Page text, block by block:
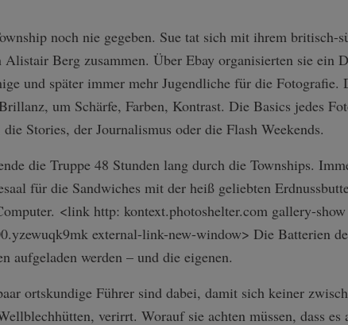
noch nie gegeben. Sue tat sich mit ihrem britisch-
Berg zusammen. Über Ebay organisierten sie ein
und später immer mehr Jugendliche für die Fotografie.
um Schärfe, Farben, Kontrast. Die Basics jedes
Stories, der Journalismus oder die Flash Weekends.
die Truppe 48 Stunden lang durch die Townships.
für die Sandwiches mit der heiß geliebten
<link http: kontext.photoshelter.com gallery-show
external-link-new-window> Die Batterien
aufgeladen werden – und die eigenen.
ortskundige Führer sind dabei, damit sich keiner
verirrt. Worauf sie achten müssen, dass es